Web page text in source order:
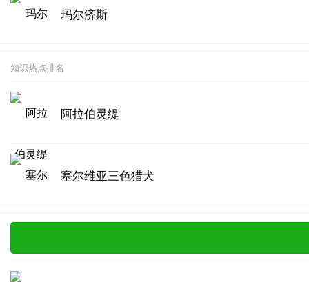
玛尔济斯
知识热点排名
阿拉伯灵缇
塞尔维亚三色猎犬